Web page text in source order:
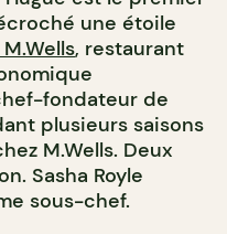
une étoile
M.Wells, restaurant
fondateur de
plusieurs saisons
M.Wells. Deux
Sasha Royle
sous-chef.